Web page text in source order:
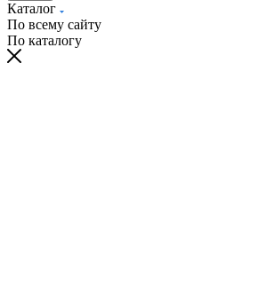
Каталог
По всему сайту
По каталогу